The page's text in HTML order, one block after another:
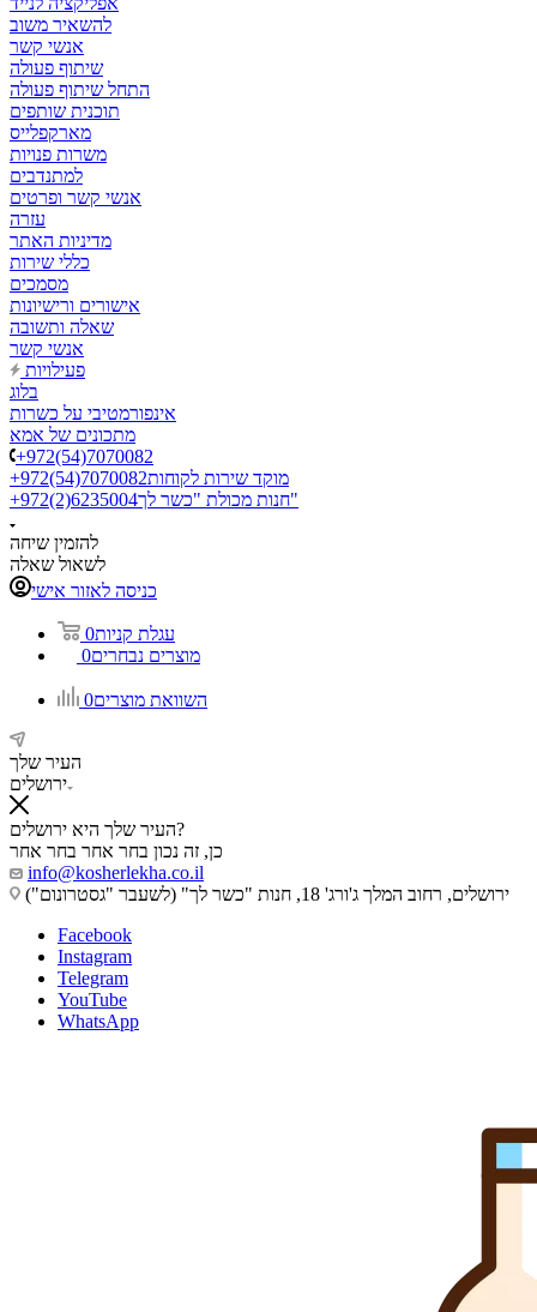
להשאיר משוב
אנשי קשר
שיתוף פעולה
התחל שיתוף פעולה
תוכנית שותפים
מארקפלייס
משרות פנויות
למתנדבים
אנשי קשר ופרטים
עזרה
מדיניות האתר
כללי שירות
מסמכים
אישורים ורישיונות
שאלה ותשובה
אנשי קשר
פעילויות
בלוג
אינפורמטיבי על כשרות
מתכונים של אמא
+972(54)7070082
+972(54)7070082מוקד שירות לקוחות
+972(2)6235004
חנות מכולת "כשר לך"
להזמין שיחה
לשאול שאלה
כניסה לאזור אישי
עגלת קניות0
מוצרים נבחרים0
השוואת מוצרים0
העיר שלך
ירושלים
העיר שלך היא ירושלים?
כן, זה נכון בחר אחר בחר אחר
info@kosherlekha.co.il
ירושלים, רחוב המלך ג'ורג' 18, חנות "כשר לך" (לשעבר "גסטרונום")
Facebook
Instagram
Telegram
YouTube
WhatsApp